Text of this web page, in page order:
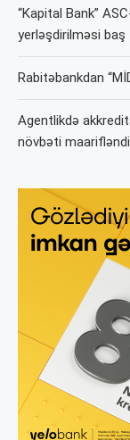
“Kapital Bank”
yerləşdirilməsi
Rabitəbankdan
Agentlikdə
növbəti